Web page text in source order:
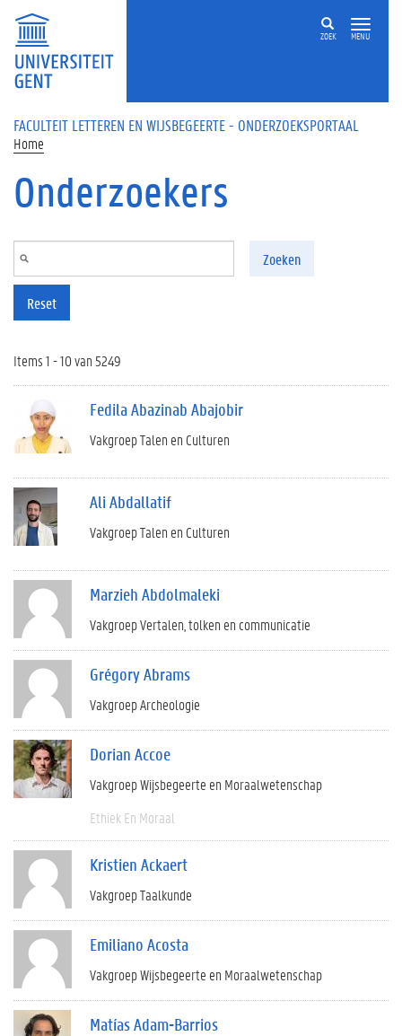
Overslaan en naar de inhoud gaan
ZOEK MENU
FACULTEIT LETTEREN EN WIJSBEGEERTE - ONDERZOEKSPORTAAL
Home
Onderzoekers
Zoeken
Reset
Items 1 - 10 van 5249
Fedila Abazinab Abajobir
Vakgroep Talen en Culturen
Ali Abdallatif
Vakgroep Talen en Culturen
Marzieh Abdolmaleki
Vakgroep Vertalen, tolken en communicatie
Grégory Abrams
Vakgroep Archeologie
Dorian Accoe
Vakgroep Wijsbegeerte en Moraalwetenschap
Ethiek En Moraal
Kristien Ackaert
Vakgroep Taalkunde
Emiliano Acosta
Vakgroep Wijsbegeerte en Moraalwetenschap
Matías Adam-Barrios